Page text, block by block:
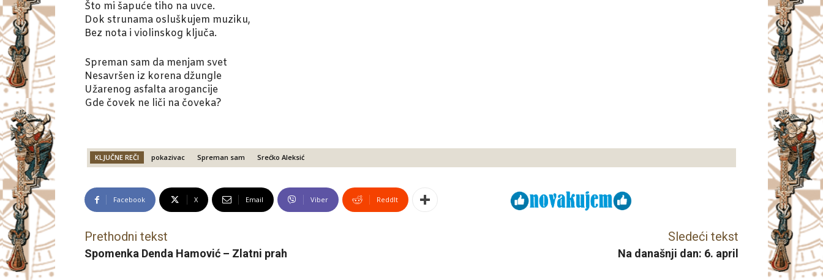
Što mi šapuće tiho na uvce.
Dok strunama osluškujem muziku,
Bez nota i violinskog ključa.
Spreman sam da menjam svet
Nesavršen iz korena džungle
Užarenog asfalta arogancije
Gde čovek ne liči na čoveka?
KLJUČNE REČI pokazivac Spreman sam Srećko Aleksić
Facebook X Email Viber ReddIt
Prethodni tekst
Spomenka Denda Hamović – Zlatni prah
Sledeći tekst
Na današnji dan: 6. april